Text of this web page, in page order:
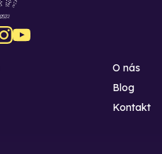
O nás
Blog
Kontakt